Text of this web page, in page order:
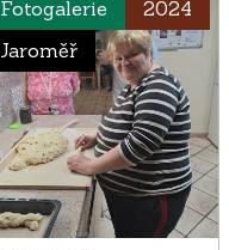
Fotogalerie
2024
Jaroměř